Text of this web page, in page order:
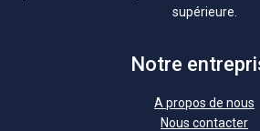
supérieure.
Notre
A propos de nous
Nous contacter